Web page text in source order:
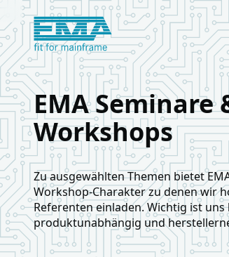
Logo European Mainframe Academy
EMA Seminare
Workshops
Zu ausgewählten Themen bietet
Workshop-Charakter zu denen wir
Referenten einladen. Wichtig ist uns
produktunabhängig und